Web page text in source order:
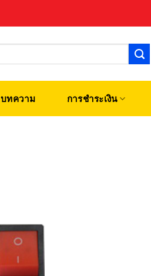
บทความ การชำระเงิน